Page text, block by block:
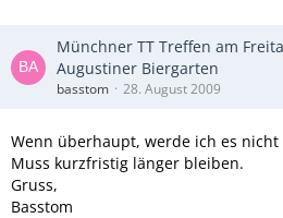
Münchner TT Treffen am
Augustiner Biergarten
basstom 28. August 2009
Wenn überhaupt, werde ich es nicht
Muss kurzfristig länger bleiben.
Gruss,
Basstom